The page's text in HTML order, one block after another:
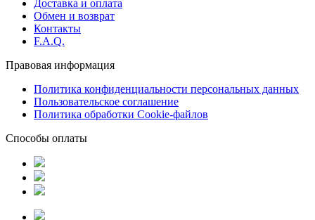
Доставка и оплата
Обмен и возврат
Контакты
F.A.Q.
Правовая информация
Политика конфиденциальности персональных данных
Пользовательское соглашение
Политика обработки Cookie-файлов
Способы оплаты